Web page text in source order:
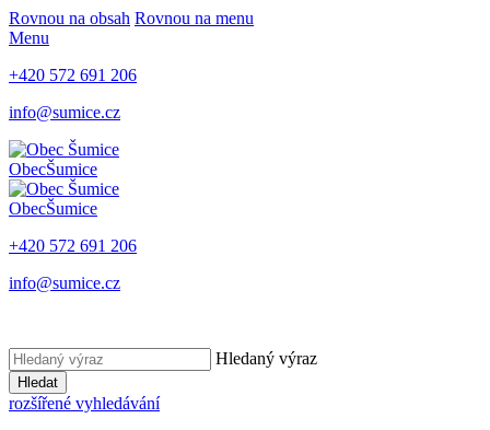
Rovnou na obsah Rovnou na menu
Menu
+420 572 691 206
info@sumice.cz
ObecŠumice
ObecŠumice
+420 572 691 206
info@sumice.cz
Hledaný výraz
Hledat
rozšířené vyhledávání